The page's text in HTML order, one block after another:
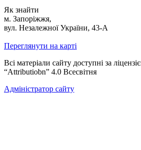
Як знайти
м. Запоріжжя,
вул. Незалежної України, 43-А
Переглянути на карті
Всі матеріали сайту доступні за
“Attributiobn” 4.0 Всесвітня
Адміністратор сайту